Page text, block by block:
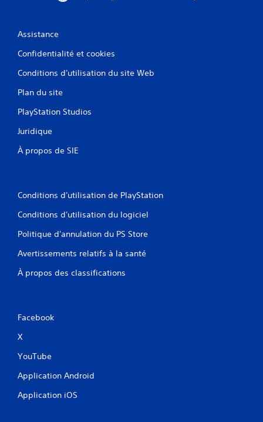
Assistance
Confidentialité et cookies
Conditions d'utilisation du site Web
Plan du site
PlayStation Studios
Juridique
À propos de SIE
Conditions d'utilisation de PlayStation
Conditions d'utilisation du logiciel
Politique d'annulation du PS Store
Avertissements relatifs à la santé
À propos des classifications
Facebook
X
YouTube
Application Android
Application iOS